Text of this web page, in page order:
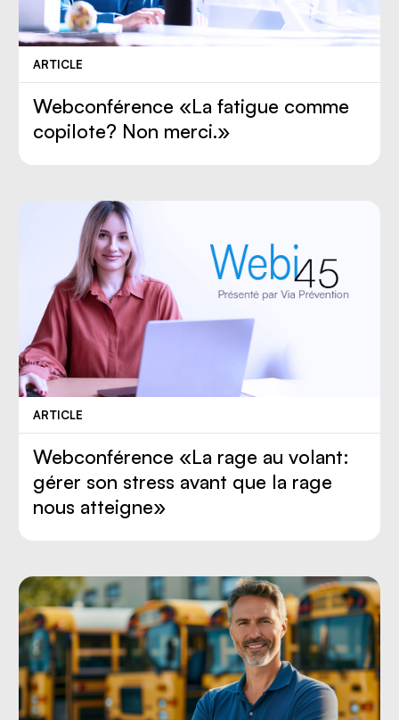
ARTICLE
Webconférence «La fatigue comme
copilote? Non merci.»
ARTICLE
Webconférence «La rage au volant:
gérer son stress avant que la rage
nous atteigne»